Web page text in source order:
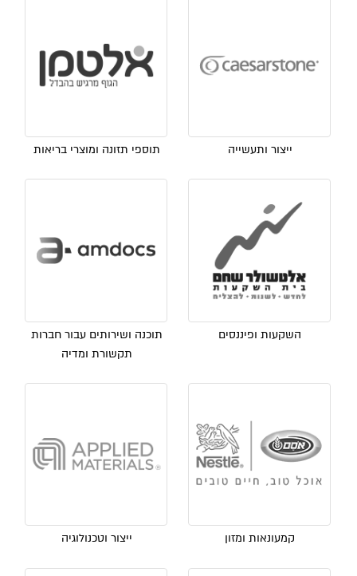
ייצור ותעשייה תוספי תזונה ומוצרי בריאות
השקעות ופיננסים
תוכנה ושירותים עבור חברות
תקשורת ומדיה
קמעונאות ומזון ייצור וטכנולוגיה